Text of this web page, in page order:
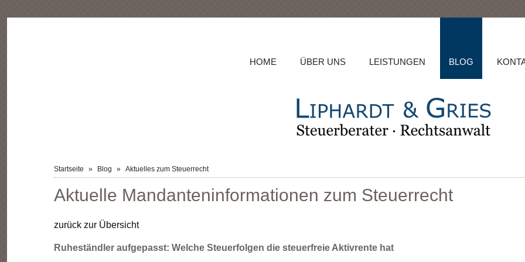
HOME ÜBER UNS LEISTUNGEN BLOG
Startseite Blog Aktuelles zum Steuerrecht
Aktuelle Mandanteninformationen zum Steuerrecht
zurück zur Übersicht
Ruheständler aufgepasst: Welche Steuerfolgen die steuerfreie Aktivrente hat